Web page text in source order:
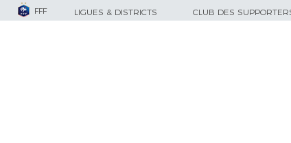
FFF LIGUES & DISTRICTS CLUB DES